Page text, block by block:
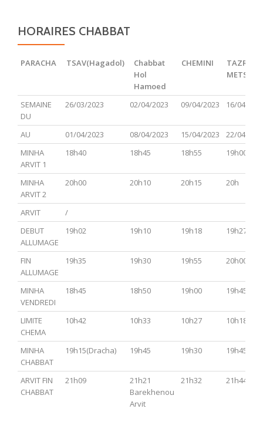
HORAIRES CHABBAT
PARACHA TSAV(Hagadol)
Chabbat
Hol
Hamoed
CHEMINI
TAZRIA
PARACHA TSAV(Hagadol)
Chabbat
Hamoed
CHEMINI
TAZRIA
SEMAINE
DU
26/03/2023 02/04/2023 09/04/2023 16/04/
AU 01/04/2023 08/04/2023 15/04/2023
22/04/
MINHA
ARVIT 1
18h40 18h45 18h55 19h00
MINHA
ARVIT 2
20h00 20h10 20h15 20h
ARVIT
/
DEBUT
ALLUMAGE
19h02 19h10 19h18 19h27
FIN
ALLUMAGE
19h35 19h30 19h55 20h00
MINHA
VENDREDI
18h45 18h50 19h00 19h45
LIMITE
CHEMA
10h42 10h33 10h27 10h18
MINHA
CHABBAT
19h15(Dracha) 19h45 19h30 19h45
ARVIT FIN
CHABBAT
21h09
21h21
Barekhenou
Arvit
21h32 21h44